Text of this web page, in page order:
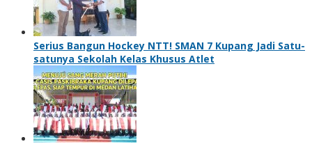
Serius Bangun Hockey NTT! SMAN 7 Kupang Jadi Satu-
satunya Sekolah Kelas Khusus Atlet